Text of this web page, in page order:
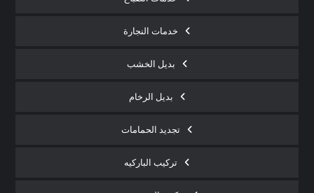
خدمات النجارة
بديل الخشب
بديل الرخام
تجديد الحمامات
تركيب الباركيه